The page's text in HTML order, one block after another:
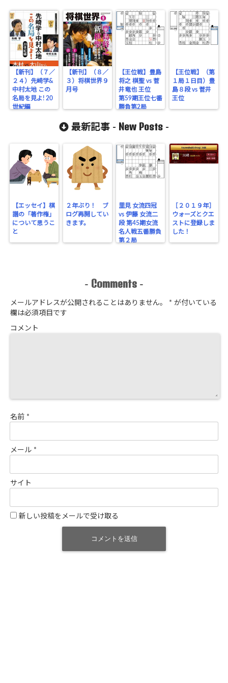
【新刊】（７／
２４）先崎学&
中村太地 この
名局を見よ! 20
世紀編
【新刊】（８／
３）将棋世界９
月号
【王位戦】豊島
将之 棋聖 vs 菅
井竜也 王位
第59期王位七番
勝負第2局
【王位戦】（第
１局１日目）豊
島８段 vs 菅井
王位
最新記事 - New Posts -
【エッセイ】棋
譜の「著作権」
について思うこ
と
２年ぶり！ ブ
ログ再開してい
きます。
里見 女流四冠
vs 伊藤 女流二
段 第45期女流
名人戦五番勝負
第２局
［２０１９年］
ウォーズとクエ
ストに登録しま
した！
- Comments -
メールアドレスが公開されることはありません。 * が付いている
欄は必須項目です
コメント
名前 *
メール *
サイト
新しい投稿をメールで受け取る